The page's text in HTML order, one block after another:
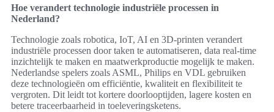
Hoe verandert technologie industriële processen in
Nederland?
Technologie zoals robotica, IoT, AI en 3D-printen verandert
industriële processen door taken te automatiseren, data real-time
inzichtelijk te maken en maatwerkproductie mogelijk te maken.
Nederlandse spelers zoals ASML, Philips en VDL gebruiken
deze technologieën om efficiëntie, kwaliteit en flexibiliteit te
vergroten. Dit leidt tot kortere doorlooptijden, lagere kosten en
betere traceerbaarheid in toeleveringsketens.